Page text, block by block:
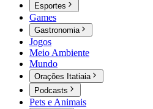
Esportes
Games
Gastronomia
Jogos
Meio Ambiente
Mundo
Orações Itatiaia
Podcasts
Pets e Animais